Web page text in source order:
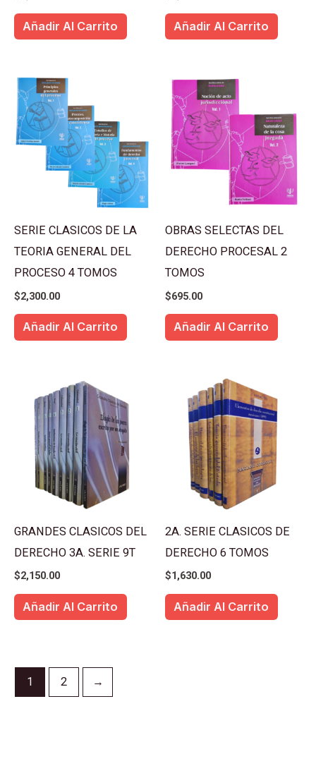
Añadir Al Carrito Añadir Al Carrito
SERIE CLASICOS DE LA
TEORIA GENERAL DEL
PROCESO 4 TOMOS
$2,300.00
Añadir Al Carrito
OBRAS SELECTAS DEL
DERECHO PROCESAL 2
TOMOS
$695.00
Añadir Al Carrito
GRANDES CLASICOS DEL
DERECHO 3A. SERIE 9T
$2,150.00
Añadir Al Carrito
2A. SERIE CLASICOS DE
DERECHO 6 TOMOS
$1,630.00
Añadir Al Carrito
1 2 →